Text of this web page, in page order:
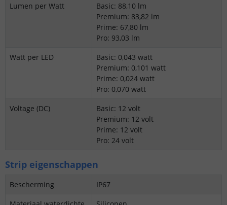
Lumen per Watt
Basic: 88,10 lm
Premium: 83,82 lm
Prime: 67,80 lm
Pro: 93,03 lm
Watt per LED
Basic: 0,043 watt
Premium: 0,101 watt
Prime: 0,024 watt
Pro: 0,070 watt
Voltage (DC)
Basic: 12 volt
Premium: 12 volt
Prime: 12 volt
Pro: 24 volt
Strip eigenschappen
Bescherming
IP67